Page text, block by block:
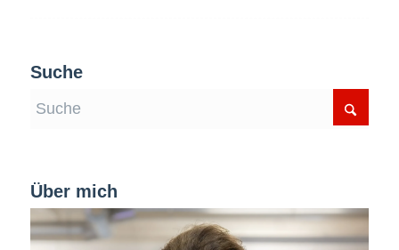
Suche
Über mich